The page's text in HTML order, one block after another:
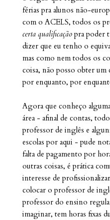
férias pra alunos não-
com o ACELS, todos os
certa qualificação pra poder
dizer que eu tenho o
mas como nem todos os
coisa, não posso obter um
por enquanto, por
Agora que conheço
área - afinal de contas,
professor de inglês e
escolas por aqui - pude
falta de pagamento por
outras coisas, é prática
interesse de
colocar o professor de
professor do ensino
imaginar, tem horas fixas